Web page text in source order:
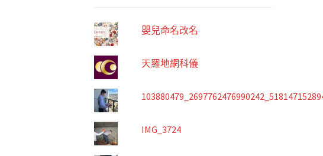
嬰兒命名改名
天羅地網科儀
IMG_3724